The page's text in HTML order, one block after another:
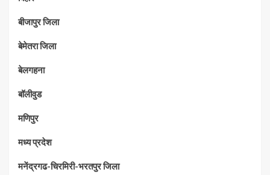
बीजापुर जिला
बेमेतरा जिला
बेलगहना
बॉलीवुड
मणिपुर
मध्‍य प्रदेश
मनेंद्रगढ-चिरमिरी-भरतपुर जिला